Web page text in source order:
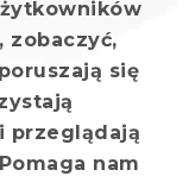
zobaczyć,
się
przeglądają
nam